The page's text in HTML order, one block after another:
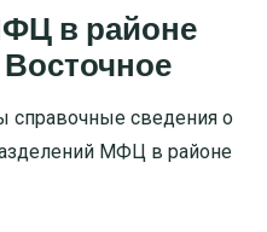
в районе
справочные сведения о
МФЦ в районе